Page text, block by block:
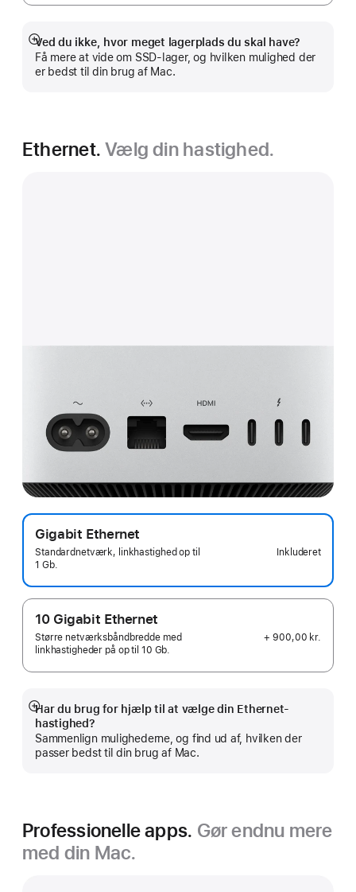
Ved du ikke, hvor meget lagerplads du skal have?
Få mere at vide om SSD-lager, og hvilken mulighed der
er bedst til din brug af Mac.
Vis
mere
Ethernet.Vælg din hastighed.
Gigabit Ethernet
Standardnetværk, linkhastighed op til
1 Gb.
Inkluderet
10 Gigabit Ethernet
Større netværksbåndbredde med
linkhastigheder på op til 10 Gb.
+ 900,00 kr.
Har du brug for hjælp til at vælge din Ethernet-
hastighed?
Sammenlign mulighederne, og find ud af, hvilken der
passer bedst til din brug af Mac.
Vis
mere
Professionelle apps. Gør endnu mere
med din Mac.